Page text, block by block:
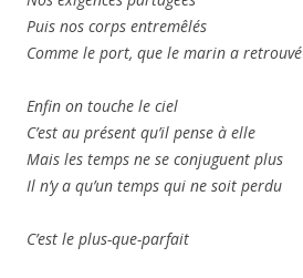
Puis nos corps entremêlés
Comme le port, que le marin a retrouvé
Enfin on touche le ciel
C’est au présent qu’il pense à elle
Mais les temps ne se conjuguent plus
Il n’y a qu’un temps qui ne soit perdu
C’est le plus-que-parfait